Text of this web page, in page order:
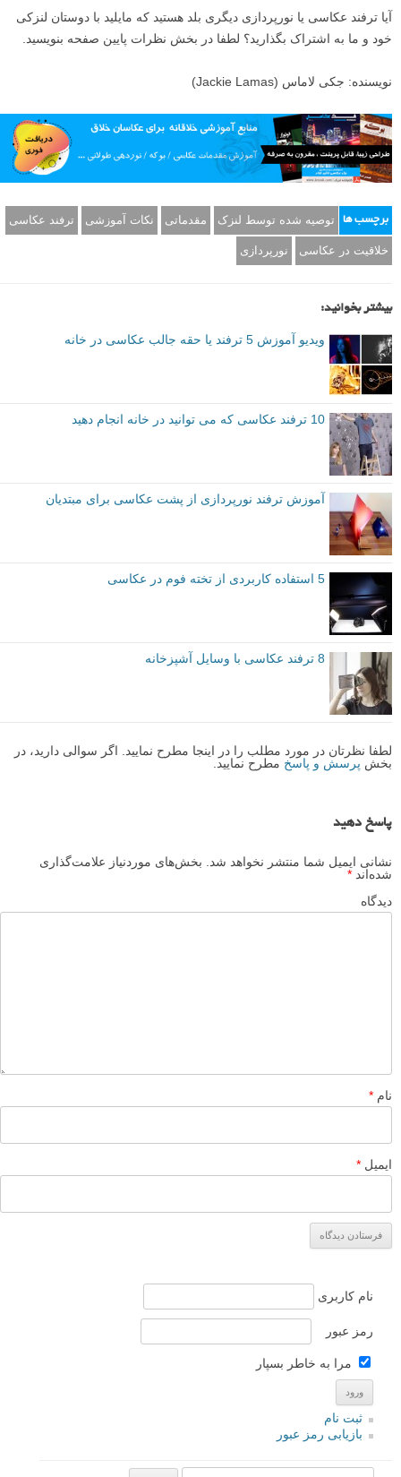
آیا ترفند عکاسی یا نورپردازی دیگری بلد هستید که مایلید با دوستان لنزکی
خود و ما به اشتراک بگذارید؟ لطفا در بخش نظرات پایین صفحه بنویسید.
نویسنده: جکی لاماس (Jackie Lamas)
برچسب ها توصیه شده توسط لنزک مقدماتی نکات آموزشی ترفند عکاسی
خلاقیت در عکاسی نورپردازی
بیشتر بخوانید:
ویدیو آموزش 5 ترفند یا حقه جالب عکاسی در خانه
10 ترفند عکاسی که می توانید در خانه انجام دهید
آموزش ترفند نورپردازی از پشت عکاسی برای مبتدیان
5 استفاده کاربردی از تخته فوم در عکاسی
8 ترفند عکاسی با وسایل آشپزخانه
لطفا نظرتان در مورد مطلب را در اینجا مطرح نمایید. اگر سوالی دارید، در
بخش پرسش و پاسخ مطرح نمایید.
پاسخ دهید
نشانی ایمیل شما منتشر نخواهد شد.
بخش‌های موردنیاز علامت‌گذاری
شده‌اند *
دیدگاه
نام *
ایمیل *
نام کاربری
رمز عبور
مرا به خاطر بسپار
ثبت نام
بازیابی رمز عبور